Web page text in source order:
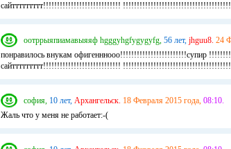
сайттттттттт!!!!!!!!!!!!!!!!!!!!!!!!!!!!
оотррыяпиамавыяяф hgggyhgfygygyfg, 56 лет, jhguu8. 24
понравилось внукам офигенннооо!!!!!!!!!!!!!!!!!!!!!!!!супир
сайттттттттт!!!!!!!!!!!!!!!!!!!!!!!!!!!!
софия, 10 лет, Архангельск. 18 Февраля 2015 года, 08:10.
Жаль что у меня не работает:-(